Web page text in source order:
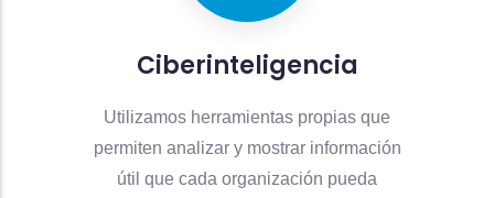
Ciberinteligencia
Utilizamos herramientas propias que
permiten analizar y mostrar información
útil que cada organización pueda